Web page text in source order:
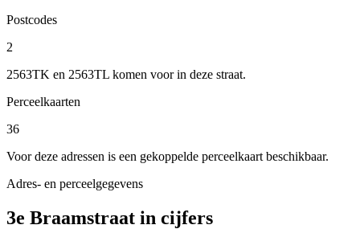
Postcodes
2
2563TK en 2563TL komen voor in deze straat.
Perceelkaarten
36
Voor deze adressen is een gekoppelde perceelkaart beschikbaar.
Adres- en perceelgegevens
3e Braamstraat in cijfers